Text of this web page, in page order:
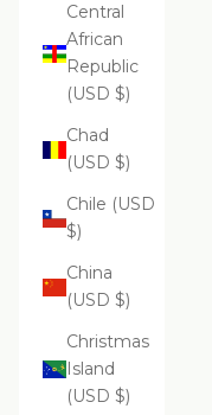
Central
African
Republic
(USD $)
Chad
(USD $)
Chile (USD
$)
China
(USD $)
Christmas
Island
(USD $)